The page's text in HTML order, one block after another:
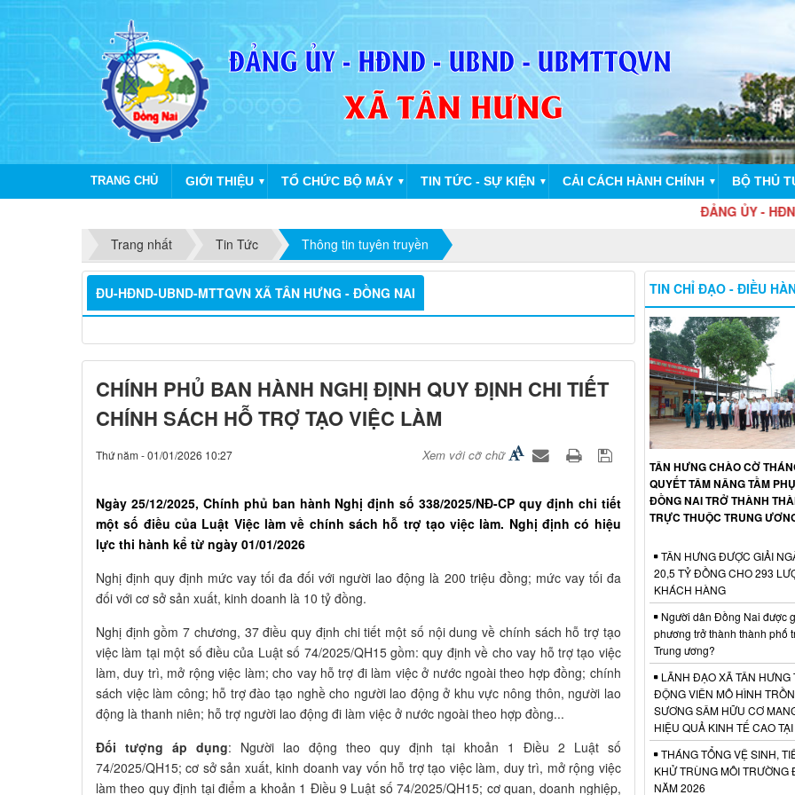
TRANG CHỦ GIỚI THIỆU ▼ TỔ CHỨC BỘ MÁY ▼ TIN TỨC - SỰ KIỆN ▼ CẢI CÁCH HÀNH CHÍNH ▼ BỘ THỦ
ĐẢNG ỦY - HĐND -
Trang nhất
Tin Tức Thông tin tuyên truyền
ĐU-HĐND-UBND-MTTQVN XÃ TÂN HƯNG - ĐỒNG NAI
CHÍNH PHỦ BAN HÀNH NGHỊ ĐỊNH QUY ĐỊNH CHI TIẾT
CHÍNH SÁCH HỖ TRỢ TẠO VIỆC LÀM
Thứ năm - 01/01/2026 10:27 Xem với cỡ chữ
Ngày 25/12/2025, Chính phủ ban hành Nghị định số 338/2025/NĐ-CP quy định chi tiết
một số điều của Luật Việc làm về chính sách hỗ trợ tạo việc làm. Nghị định có hiệu
lực thi hành kể từ ngày 01/01/2026
Nghị định quy định mức vay tối đa đối với người lao động là 200 triệu đồng; mức vay tối đa
đối với cơ sở sản xuất, kinh doanh là 10 tỷ đồng.
Nghị định gồm 7 chương, 37 điều quy định chi tiết một số nội dung về chính sách hỗ trợ tạo
việc làm tại một số điều của Luật số 74/2025/QH15 gồm: quy định về cho vay hỗ trợ tạo việc
làm, duy trì, mở rộng việc làm; cho vay hỗ trợ đi làm việc ở nước ngoài theo hợp đồng; chính
sách việc làm công; hỗ trợ đào tạo nghề cho người lao động ở khu vực nông thôn, người lao
động là thanh niên; hỗ trợ người lao động đi làm việc ở nước ngoài theo hợp đồng...
Đối tượng áp dụng: Người lao động theo quy định tại khoản 1 Điều 2 Luật số
74/2025/QH15; cơ sở sản xuất, kinh doanh vay vốn hỗ trợ tạo việc làm, duy trì, mở rộng việc
làm theo quy định tại điểm a khoản 1 Điều 9 Luật số 74/2025/QH15; cơ quan, doanh nghiệp,
TIN CHỈ ĐẠO - ĐIỀU
TÂN HƯNG CHÀO CỜ
QUYẾT TÂM NÂNG TẦM
ĐỒNG NAI TRỞ THÀNH
TRỰC THUỘC TRUNG
TÂN HƯNG ĐƯỢC GIẢI
20,5 TỶ ĐỒNG CHO 293
KHÁCH HÀNG
Người dân Đồng Nai được
phương trở thành thành phố
Trung ương?
LÃNH ĐẠO XÃ TÂN HƯNG
ĐỘNG VIÊN MÔ HÌNH
SƯƠNG SÂM HỮU CƠ
HIỆU QUẢ KINH TẾ CAO
THÁNG TỔNG VỆ SINH,
KHỬ TRÙNG MÔI TRƯỜNG
NĂM 2026